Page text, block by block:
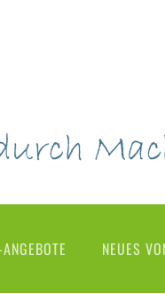
NEUES